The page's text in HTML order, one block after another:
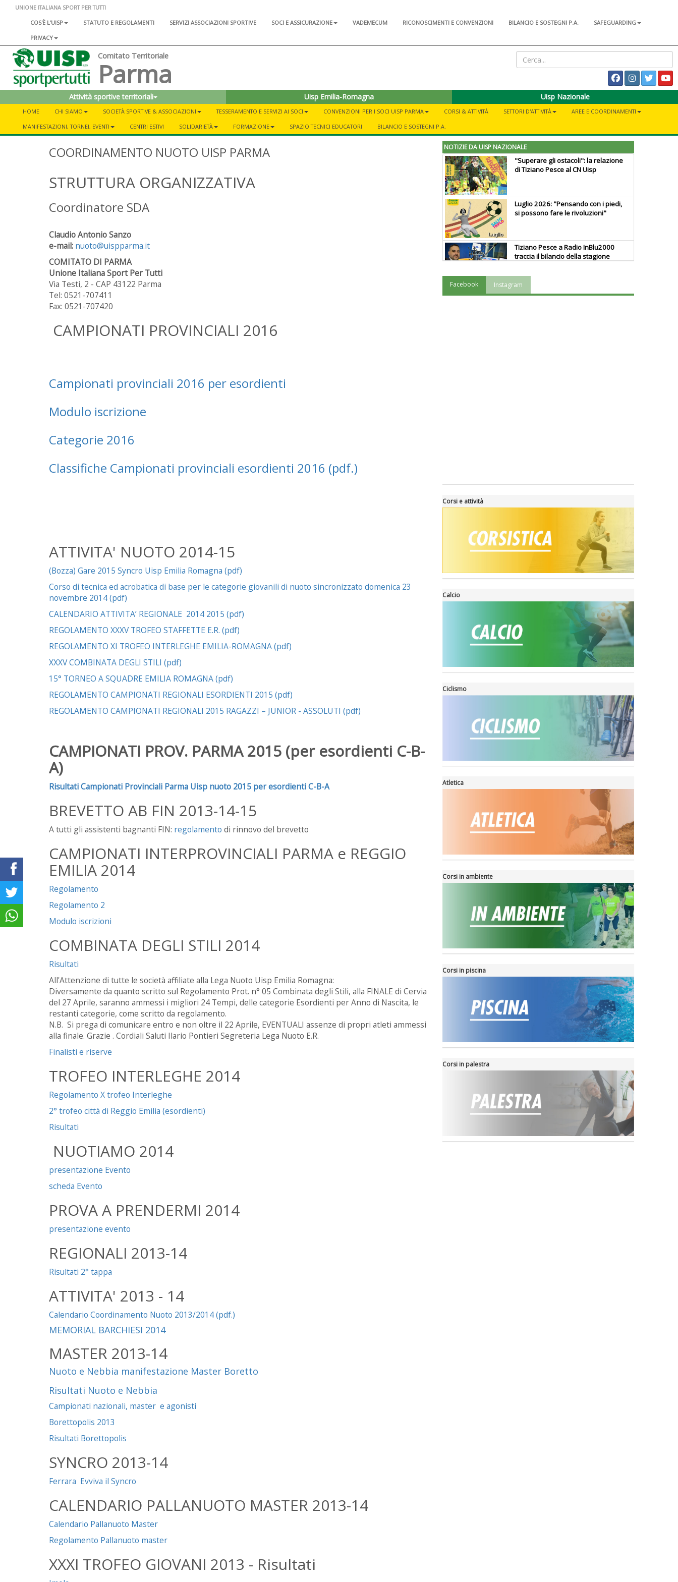
UNIONE ITALIANA SPORT PER TUTTI
COS'È L'UISP
STATUTO E REGOLAMENTI SERVIZI ASSOCIAZIONI SPORTIVE SOCI E ASSICURAZIONE VADEMECUM RICONOSCIMENTI E CONVENZIONI BILANCIO E SOSTEGNI P.A.
SAFEGUARDING
PRIVACY
Comitato Territoriale
Parma
Attività sportive territoriali Uisp Emilia-Romagna Uisp Nazionale
HOME CHI SIAMO SOCIETÀ SPORTIVE & ASSOCIAZIONI TESSERAMENTO E SERVIZI AI SOCI CONVENZIONI PER I SOCI UISP PARMA CORSI & ATTIVITÀ SETTORI D'ATTIVITÀ
AREE E COORDINAMENTI
MANIFESTAZIONI, TORNEI, EVENTI
CENTRI ESTIVI SOLIDARIETÀ FORMAZIONE SPAZIO TECNICI EDUCATORI BILANCIO E SOSTEGNI P.A.
COORDINAMENTO NUOTO UISP PARMA
STRUTTURA ORGANIZZATIVA
Coordinatore SDA
Claudio Antonio Sanzo
e-mail: nuoto@uispparma.it
COMITATO DI PARMA
Unione Italiana Sport Per Tutti
Via Testi, 2 - CAP 43122 Parma
Tel: 0521-707411
Fax: 0521-707420
CAMPIONATI PROVINCIALI 2016
Campionati provinciali 2016 per esordienti
Modulo iscrizione
Categorie 2016
Classifiche Campionati provinciali esordienti 2016 (pdf.)
ATTIVITA' NUOTO 2014-15
(Bozza) Gare 2015 Syncro Uisp Emilia Romagna (pdf)
Corso di tecnica ed acrobatica di base per le categorie giovanili di nuoto sincronizzato domenica 23
novembre 2014 (pdf)
CALENDARIO ATTIVITA’ REGIONALE 2014 2015 (pdf)
REGOLAMENTO XXXV TROFEO STAFFETTE E.R. (pdf)
REGOLAMENTO XI TROFEO INTERLEGHE EMILIA-ROMAGNA (pdf)
XXXV COMBINATA DEGLI STILI (pdf)
15° TORNEO A SQUADRE EMILIA ROMAGNA (pdf)
REGOLAMENTO CAMPIONATI REGIONALI ESORDIENTI 2015 (pdf)
REGOLAMENTO CAMPIONATI REGIONALI 2015 RAGAZZI – JUNIOR - ASSOLUTI (pdf)
CAMPIONATI PROV. PARMA 2015 (per esordienti C-B-
A)
Risultati Campionati Provinciali Parma Uisp nuoto 2015 per esordienti C-B-A
BREVETTO AB FIN 2013-14-15
A tutti gli assistenti bagnanti FIN: regolamento di rinnovo del brevetto
CAMPIONATI INTERPROVINCIALI PARMA e REGGIO
EMILIA 2014
Regolamento
Regolamento 2
Modulo iscrizioni
COMBINATA DEGLI STILI 2014
Risultati
All'Attenzione di tutte le società affiliate alla Lega Nuoto Uisp Emilia Romagna:
Diversamente da quanto scritto sul Regolamento Prot. n° 05 Combinata degli Stili, alla FINALE di Cervia
del 27 Aprile, saranno ammessi i migliori 24 Tempi, delle categorie Esordienti per Anno di Nascita, le
restanti categorie, come scritto da regolamento.
N.B. Si prega di comunicare entro e non oltre il 22 Aprile, EVENTUALI assenze di propri atleti ammessi
alla finale. Grazie . Cordiali Saluti Ilario Pontieri Segreteria Lega Nuoto E.R.
Finalisti e riserve
TROFEO INTERLEGHE 2014
Regolamento X trofeo Interleghe
2° trofeo città di Reggio Emilia (esordienti)
Risultati
NUOTIAMO 2014
presentazione Evento
scheda Evento
PROVA A PRENDERMI 2014
presentazione evento
REGIONALI 2013-14
Risultati 2° tappa
ATTIVITA' 2013 - 14
Calendario Coordinamento Nuoto 2013/2014 (pdf.)
MEMORIAL BARCHIESI 2014
MASTER 2013-14
Nuoto e Nebbia manifestazione Master Boretto
Risultati Nuoto e Nebbia
Campionati nazionali, master e agonisti
Borettopolis 2013
Risultati Borettopolis
SYNCRO 2013-14
Ferrara Evviva il Syncro
CALENDARIO PALLANUOTO MASTER 2013-14
Calendario Pallanuoto Master
Regolamento Pallanuoto master
XXXI TROFEO GIOVANI 2013 - Risultati
NOTIZIE DA UISP NAZIONALE
"Superare gli ostacoli": la relazione
di Tiziano Pesce al CN Uisp
Luglio 2026: "Pensando con i piedi,
si possono fare le rivoluzioni"
Tiziano Pesce a Radio InBlu2000
traccia il bilancio della stagione
Facebook Instagram
Corsi e attività
Calcio
Ciclismo
Atletica
Corsi in ambiente
Corsi in piscina
Corsi in palestra